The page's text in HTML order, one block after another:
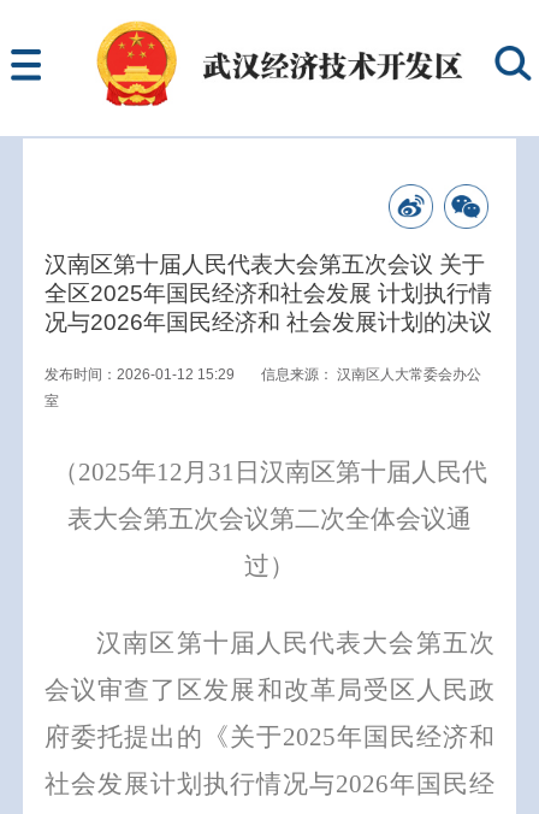
汉南区第十届人民代表大会第五次会议 关于
全区2025年国民经济和社会发展 计划执行情
况与2026年国民经济和 社会发展计划的决议
发布时间：2026-01-12 15:29 信息来源： 汉南区人大常委会办公
室
（2025年12月 31 日 汉南区第十届人民代
表大会第五次会议第二次全体会议通
过）
汉南区第十届人民代表大会第五次
会议审查了区发展和改革局受区人民政
府委托提出的《关于2025年国民经济和
社会发展计划执行情况与2026年国民经